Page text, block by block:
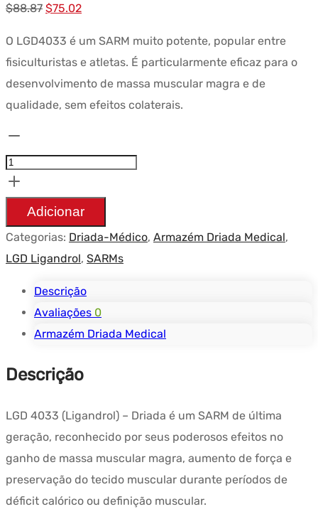
$88.87 Preço
$75.02Preço
O LGD4033 é um SARM muito potente, popular entre
fisiculturistas e atletas. É particularmente eficaz para o
desenvolvimento de massa muscular magra e de
qualidade, sem efeitos colaterais.
Allaes
10mg
(LGD
4033)
-
Driada
Medical
Adicionar
Categorias: Driada-Médico, Armazém Driada Medical,
LGD Ligandrol, SARMs
Descrição
Avaliações 0
Armazém Driada Medical
Descrição
LGD 4033 (Ligandrol) – Driada é um SARM de última
geração, reconhecido por seus poderosos efeitos no
ganho de massa muscular magra, aumento de força e
preservação do tecido muscular durante períodos de
déficit calórico ou definição muscular.